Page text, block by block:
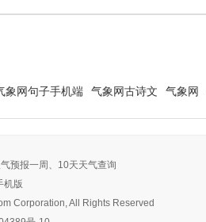
象网句子手机端 气象网古诗文 气象网
预报一周、10天天气查询
机版
Corporation, All Rights Reserved